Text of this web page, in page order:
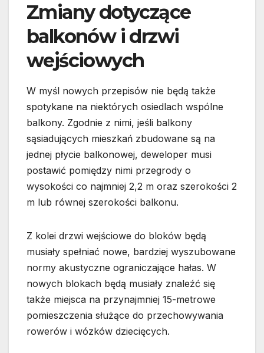
Zmiany dotyczące
balkonów i drzwi
wejściowych
W myśl nowych przepisów nie będą także
spotykane na niektórych osiedlach wspólne
balkony. Zgodnie z nimi, jeśli balkony
sąsiadujących mieszkań zbudowane są na
jednej płycie balkonowej, deweloper musi
postawić pomiędzy nimi przegrody o
wysokości co najmniej 2,2 m oraz szerokości 2
m lub równej szerokości balkonu.
Z kolei drzwi wejściowe do bloków będą
musiały spełniać nowe, bardziej wyszubowane
normy akustyczne ograniczające hałas. W
nowych blokach będą musiały znaleźć się
także miejsca na przynajmniej 15-metrowe
pomieszczenia służące do przechowywania
rowerów i wózków dziecięcych.